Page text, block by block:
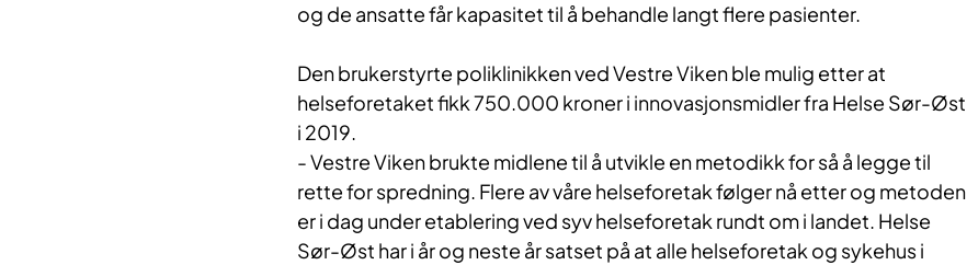
og de ansatte får kapasitet til å behandle langt flere pasienter.
Den brukerstyrte poliklinikken ved Vestre Viken ble mulig etter at
helseforetaket fikk 750.000 kroner i innovasjonsmidler fra Helse Sør-Øst
i 2019.
- Vestre Viken brukte midlene til å utvikle en metodikk for så å legge til
rette for spredning. Flere av våre helseforetak følger nå etter og metoden
er i dag under etablering ved syv helseforetak rundt om i landet. Helse
Sør-Øst har i år og neste år satset på at alle helseforetak og sykehus i